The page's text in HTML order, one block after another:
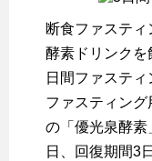
断食ファステ
酵素ドリンク
日間ファスティ
ファスティン
の「優光泉酵素
日、回復期間3